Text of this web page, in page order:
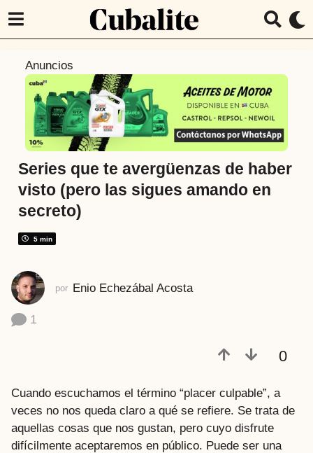
t
á
s
7
ñ
o
s
a
s
Anuncios
Series que te avergüenzas de haber
visto (pero las sigues amando en
secreto)
5 min
por Enio Echezábal Acosta
1
0
Cuando escuchamos el término “placer culpable”, a
veces no nos queda claro a qué se refiere. Se trata de
aquellas cosas que nos gustan, pero cuyo disfrute
difícilmente aceptaremos en público. Puede ser una